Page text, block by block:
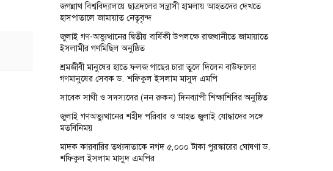
জগন্নাথ বিশ্ববিদ্যালয়ে ছাত্রদলের সন্ত্রাসী হামলায় আহতদের দেখতে
হাসপাতালে জামায়াত নেতৃবৃন্দ
জুলাই গণ-অভ্যুত্থানের দ্বিতীয় বার্ষিকী উপলক্ষে রাজধানীতে জামায়াতে
ইসলামীর গণমিছিল অনুষ্ঠিত
শ্রমজীবী মানুষের হাতে ফলজ গাছের চারা তুলে দিলেন বাউফলের
গণমানুষের সেবক ড. শফিকুল ইসলাম মাসুদ এমপি
সাবেক সাথী ও সদস্যদের (নন রুকন) দিনব্যাপী শিক্ষাশিবির অনুষ্ঠিত
জুলাই গণঅভ্যুত্থানের শহীদ পরিবার ও আহত জুলাই যোদ্ধাদের সঙ্গে
মতবিনিময়
মাদক কারবারির তথ্যদাতাকে নগদ ৫,০০০ টাকা পুরস্কারের ঘোষণা ড.
শফিকুল ইসলাম মাসুদ এমপির